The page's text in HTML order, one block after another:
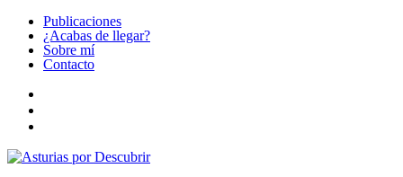
Publicaciones
¿Acabas de llegar?
Sobre mí
Contacto